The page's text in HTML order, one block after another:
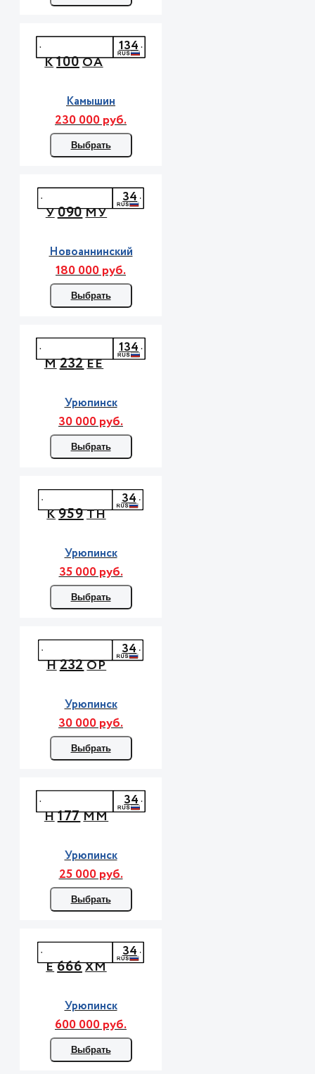
К100ОА
134
Камышин
230 000 руб.
Выбрать
У090МУ
34
Новоаннинский
180 000 руб.
Выбрать
М232ЕЕ
134
Урюпинск
30 000 руб.
Выбрать
К959ТН
34
Урюпинск
35 000 руб.
Выбрать
Н232ОР
34
Урюпинск
30 000 руб.
Выбрать
Н177ММ
34
Урюпинск
25 000 руб.
Выбрать
Е666ХМ
34
Урюпинск
600 000 руб.
Выбрать